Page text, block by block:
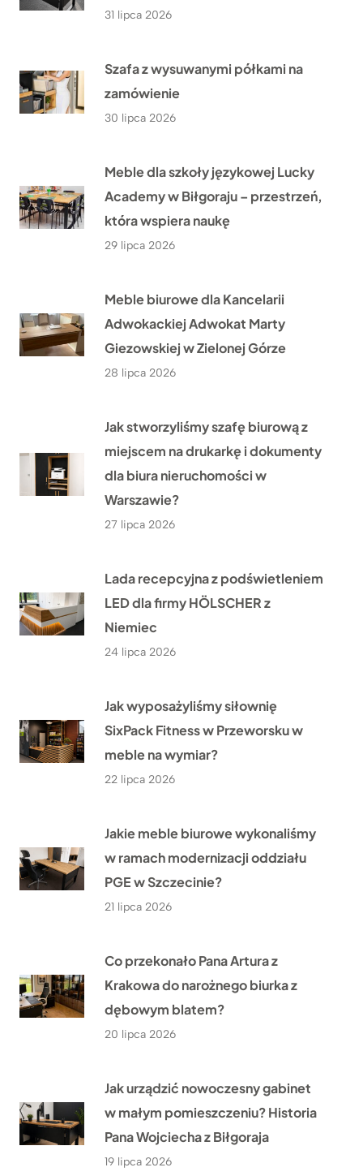
31 lipca 2026
Szafa z wysuwanymi półkami na
zamówienie
30 lipca 2026
Meble dla szkoły językowej Lucky
Academy w Biłgoraju – przestrzeń,
która wspiera naukę
29 lipca 2026
Meble biurowe dla Kancelarii
Adwokackiej Adwokat Marty
Giezowskiej w Zielonej Górze
28 lipca 2026
Jak stworzyliśmy szafę biurową z
miejscem na drukarkę i dokumenty
dla biura nieruchomości w
Warszawie?
27 lipca 2026
Lada recepcyjna z podświetleniem
LED dla firmy HÖLSCHER z
Niemiec
24 lipca 2026
Jak wyposażyliśmy siłownię
SixPack Fitness w Przeworsku w
meble na wymiar?
22 lipca 2026
Jakie meble biurowe wykonaliśmy
w ramach modernizacji oddziału
PGE w Szczecinie?
21 lipca 2026
Co przekonało Pana Artura z
Krakowa do narożnego biurka z
dębowym blatem?
20 lipca 2026
Jak urządzić nowoczesny gabinet
w małym pomieszczeniu? Historia
Pana Wojciecha z Biłgoraja
19 lipca 2026